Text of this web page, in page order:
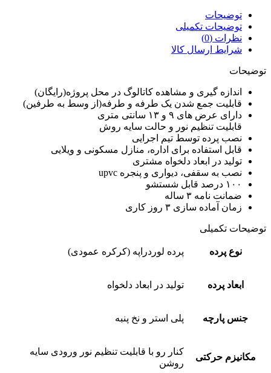
توضیحات
توضیحات تکمیلی
نظرات (0)
شرایط ارسال کالا
توضیحات
اندازه گیری و مشاهده کاتالوگ در محل پروژه(رایگان)
قابلیت جمع شدن یک طرفه و طرفه(از وسط به طرفین)
دارای عرض های ۹ و ۱۳ سانتی متری
قابلیت تنظیم نور و حالت سایه روش
نصب پرده توسط تیم اجرایی
قابل استفاده برای اداره، منازل مسکونی و ویلایی
تولید در ابعاد دلخواه مشتری
نصب به سقفی، دیواری و پنجره upvc
۱۰۰ درصد قابل شستشو
ضمانت نامه ۳ ساله
زمان آماده سازی ۳ روز کاری
توضیحات تکمیلی
نوع پرده پرده لوردراپه (کرکره عمودی)
ابعاد پرده تولید در ابعاد دلخواه
جنس پارچه پلی استر و نخ پنبه
مکانیزم حرکتی
کنار رو با قابلیت تنظیم نور ورودی سایه
روشن